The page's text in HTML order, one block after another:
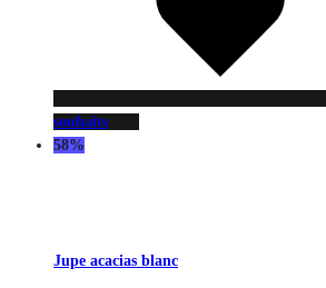
souhaits
58%
Jupe acacias blanc